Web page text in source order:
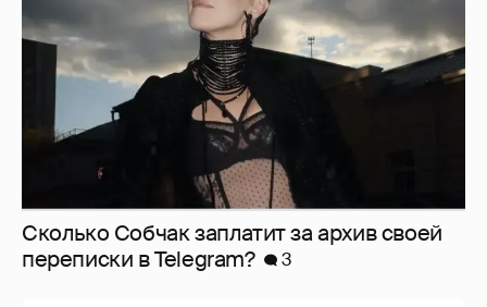
Сколько Собчак заплатит за архив своей
перeписки в Telegram?
3